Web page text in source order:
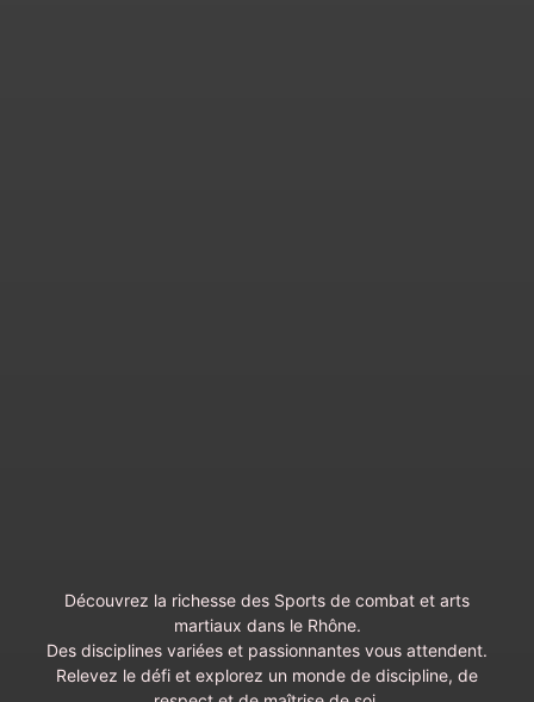
Découvrez la richesse des Sports de combat et arts
martiaux dans le Rhône.
Des disciplines variées et passionnantes vous attendent.
Relevez le défi et explorez un monde de discipline, de